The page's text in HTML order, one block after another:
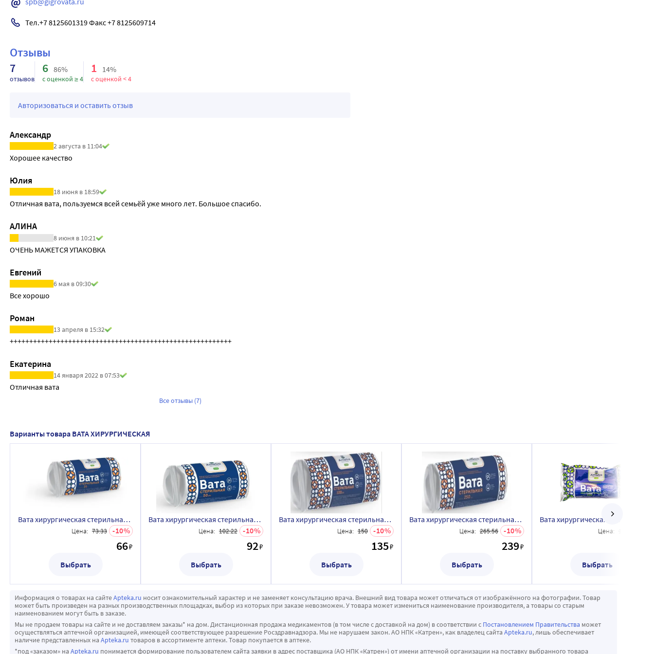
Тел.+7 8125601319 Факс +7 8125609714
Отзывы
7
отзывов
6 86%
с оценкой ≥ 4
1 14%
с оценкой < 4
Авторизоваться и оставить отзыв
Александр
2 августа в 11:04
Хорошее качество
Юлия
18 июня в 18:59
Отличная вата, пользуемся всей семьёй уже много лет. Большое спасибо.
АЛИНА
8 июня в 10:21
ОЧЕНЬ МАЖЕТСЯ УПАКОВКА
Евгений
6 мая в 09:30
Все хорошо
Роман
13 апреля в 15:32
+++++++++++++++++++++++++++++++++++++++++++++++++++++++++
Eкатерина
14 января 2022 в 07:53
Отличная вата
Все отзывы (7)
Варианты товара ВАТА ХИРУРГИЧЕСКАЯ
Вата хирургическая стерильная амелия 25 гр
Цена: 73.33 10
66₽
Выбрать
Вата хирургическая стерильная амелия 50 гр
Цена: 102.22 10
92₽
Выбрать
Вата хирургическая стерильная амелия 100 гр
Цена: 150 10
135₽
Выбрать
Вата хирургическая стерильная амелия 250 гр
Цена: 265.56 10
239₽
Выбрать
Цена: 120
Выбрать
Информация о товарах на сайтеApteka.ru носит ознакомительный характер и не заменяет консультацию врача. Внешний вид товара может отличаться от изображённого на фотографии. Товар
может быть произведен на разных производственных площадках, выбор из которых при заказе невозможен. У товара может измениться наименование производителя, а товары со старым
наименованием могут быть в заказе.
Мы не продаем товары на сайте и не доставляем заказы* на дом. Дистанционная продажа медикаментов (в том числе с доставкой на дом) в соответствии с Постановлением Правительства может
осуществляться аптечной организацией, имеющей соответствующее разрешение Росздравнадзора. Мы не нарушаем закон. АО НПК «Катрен», как владелец сайта Apteka.ru, лишь обеспечивает
наличие представленных на Apteka.ru товаров в ассортименте аптеки. Товар покупается в аптеке.
*под «заказом» на Apteka.ru понимается формирование пользователем сайта заявки в адрес поставщика (АО НПК «Катрен») от имени аптечной организации на поставку выбранного товара